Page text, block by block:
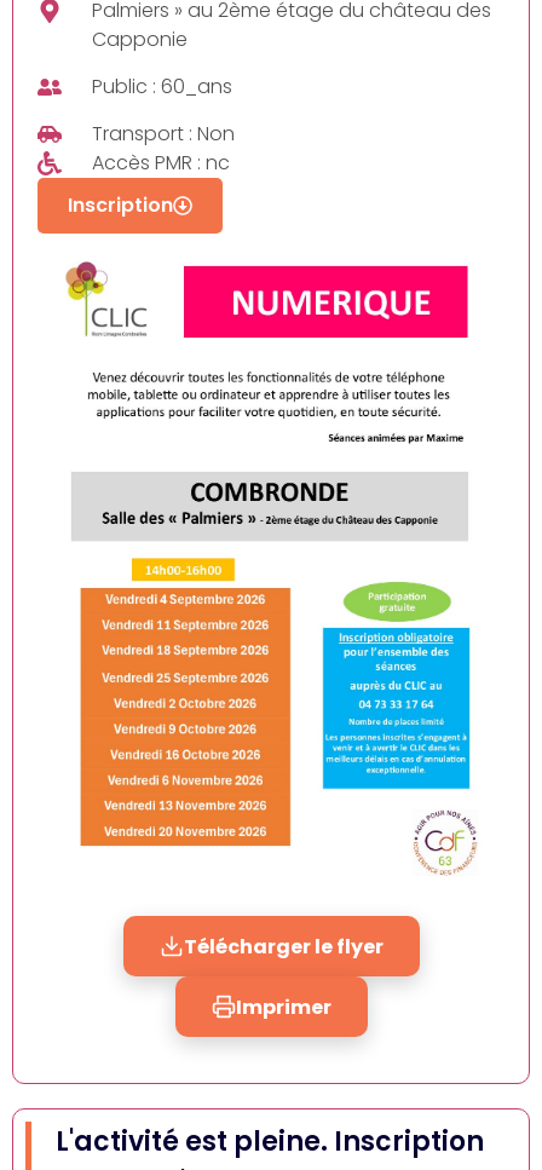
Palmiers » au 2ème étage du château des
Capponie
Public : 60_ans
Transport : Non
Accès PMR : nc
Inscription
Télécharger le flyer
Imprimer
L'activité est pleine. Inscription